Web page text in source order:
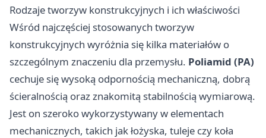
Rodzaje tworzyw konstrukcyjnych i ich właściwości
Wśród najczęściej stosowanych tworzyw
konstrukcyjnych wyróżnia się kilka materiałów o
szczególnym znaczeniu dla przemysłu. Poliamid (PA)
cechuje się wysoką odpornością mechaniczną, dobrą
ścieralnością oraz znakomitą stabilnością wymiarową.
Jest on szeroko wykorzystywany w elementach
mechanicznych, takich jak łożyska, tuleje czy koła